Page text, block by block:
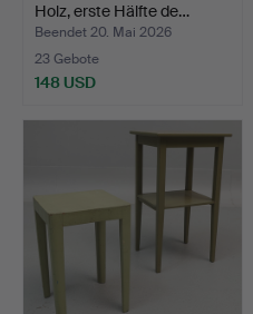
Holz, erste Hälfte de…
Beendet 20. Mai 2026
23 Gebote
148 USD